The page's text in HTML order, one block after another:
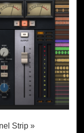
Strip »